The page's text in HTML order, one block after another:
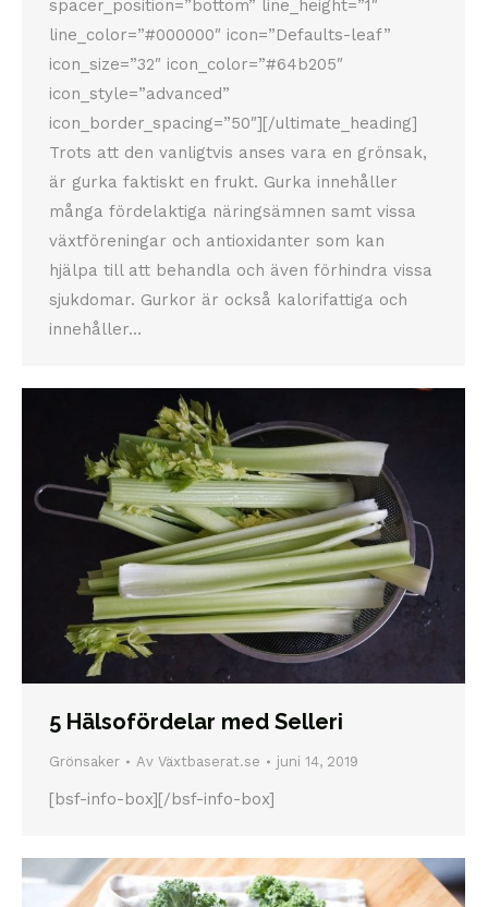
spacer_position=”bottom” line_height=”1″
line_color=”#000000″ icon=”Defaults-leaf”
icon_size=”32″ icon_color=”#64b205″
icon_style=”advanced”
icon_border_spacing=”50″][/ultimate_heading]
Trots att den vanligtvis anses vara en grönsak,
är gurka faktiskt en frukt. Gurka innehåller
många fördelaktiga näringsämnen samt vissa
växtföreningar och antioxidanter som kan
hjälpa till att behandla och även förhindra vissa
sjukdomar. Gurkor är också kalorifattiga och
innehåller…
5 Hälsofördelar med Selleri
Grönsaker Av Växtbaserat.se juni 14, 2019
[bsf-info-box][/bsf-info-box]